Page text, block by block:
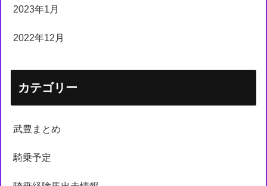
2023年1月
2022年12月
カテゴリー
武豊まとめ
騎乗予定